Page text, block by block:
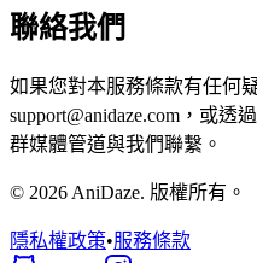
聯絡我們
如果您對本服務條款有任何
support@anidaze.com，或透
群媒體管道與我們聯繫。
© 2026 AniDaze. 版權所有。
隱私權政策•服務條款